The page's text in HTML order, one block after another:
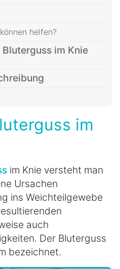
helfen?
im Knie
im
im Knie versteht man
Ursachen
ins Weichteilgewebe
auch
Der Bluterguss
bezeichnet.